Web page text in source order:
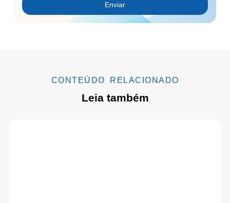
Enviar
CONTEÚDO RELACIONADO
Leia também